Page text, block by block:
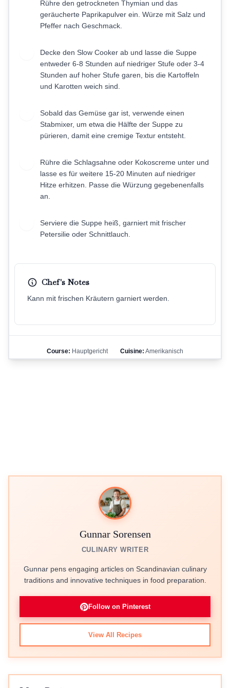
Rühre den getrockneten Thymian und das
geräucherte Paprikapulver ein. Würze mit Salz und
Pfeffer nach Geschmack.
Decke den Slow Cooker ab und lasse die Suppe
entweder 6-8 Stunden auf niedriger Stufe oder 3-4
Stunden auf hoher Stufe garen, bis die Kartoffeln
und Karotten weich sind.
Sobald das Gemüse gar ist, verwende einen
Stabmixer, um etwa die Hälfte der Suppe zu
pürieren, damit eine cremige Textur entsteht.
Rühre die Schlagsahne oder Kokoscreme unter und
lasse es für weitere 15-20 Minuten auf niedriger
Hitze erhitzen. Passe die Würzung gegebenenfalls
an.
Serviere die Suppe heiß, garniert mit frischer
Petersilie oder Schnittlauch.
Chef's Notes
Kann mit frischen Kräutern garniert werden.
Course: Hauptgericht Cuisine: Amerikanisch
Gunnar Sorensen
CULINARY WRITER
Gunnar pens engaging articles on Scandinavian culinary
traditions and innovative techniques in food preparation.
Follow on Pinterest
View All Recipes